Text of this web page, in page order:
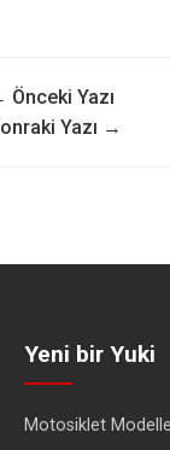
Önceki Yazı
Yazı →
Yeni bir Yuki
Motosiklet